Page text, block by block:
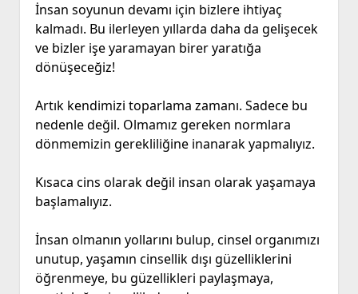
İnsan soyunun devamı için bizlere ihtiyaç
kalmadı. Bu ilerleyen yıllarda daha da gelişecek
ve bizler işe yaramayan birer yaratığa
dönüşeceğiz!
Artık kendimizi toparlama zamanı. Sadece bu
nedenle değil. Olmamız gereken normlara
dönmemizin gerekliliğine inanarak yapmalıyız.
Kısaca cins olarak değil insan olarak yaşamaya
başlamalıyız.
İnsan olmanın yollarını bulup, cinsel organımızı
unutup, yaşamın cinsellik dışı güzelliklerini
öğrenmeye, bu güzellikleri paylaşmaya,